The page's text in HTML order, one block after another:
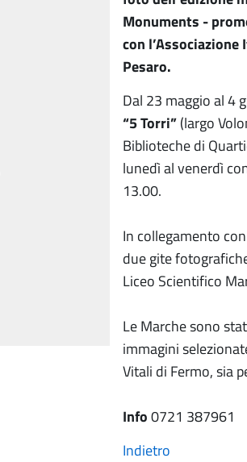
Monuments -
con
Pesaro.
Dal 23 maggio al 4
“5 Torri”(largo
Biblioteche di
lunedì al venerdì
13.00.
In collegamento
due gite
Liceo Scientifico
Le Marche sono
immagini
Vitali di Fermo, sia
Info0721 387961
Indietro